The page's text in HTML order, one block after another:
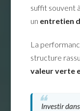
suffit souvent
un entretien
La
structure
valeur verte
Investir